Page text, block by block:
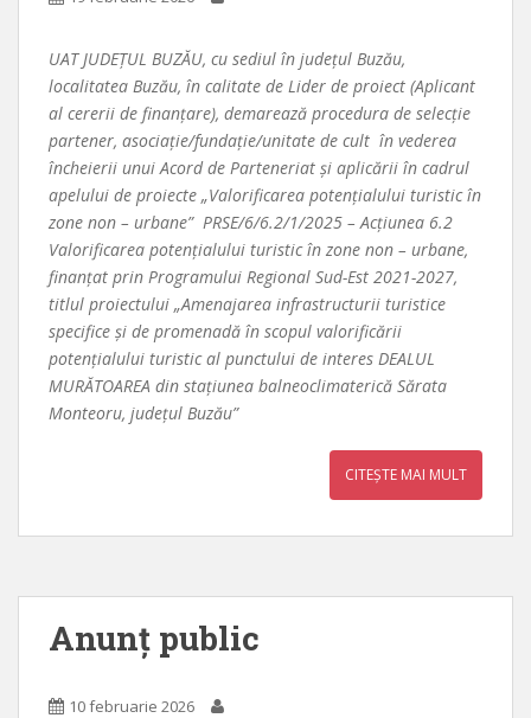
UAT JUDEȚUL BUZĂU, cu sediul în județul Buzău,
localitatea Buzău, în calitate de Lider de proiect (Aplicant
al cererii de finanțare), demarează procedura de selecție
partener, asociație/fundație/unitate de cult în vederea
încheierii unui Acord de Parteneriat și aplicării în cadrul
apelului de proiecte „Valorificarea potențialului turistic în
zone non – urbane” PRSE/6/6.2/1/2025 – Acțiunea 6.2
Valorificarea potențialului turistic în zone non – urbane,
finanțat prin Programului Regional Sud-Est 2021-2027,
titlul proiectului „Amenajarea infrastructurii turistice
specifice și de promenadă în scopul valorificării
potențialului turistic al punctului de interes DEALUL
MURĂTOAREA din stațiunea balneoclimaterică Sărata
Monteoru, județul Buzău”
CITEȘTE MAI MULT
Anunț public
10 februarie 2026